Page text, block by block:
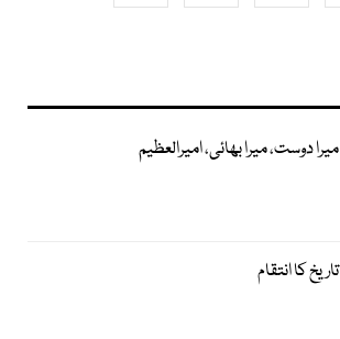
میرا دوست، میرا بھائی، امیرالعظیم
تاریخ کا انتقام